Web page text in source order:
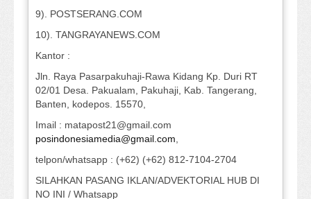
9). POSTSERANG.COM
10). TANGRAYANEWS.COM
Kantor :
Jln. Raya Pasarpakuhaji-Rawa Kidang Kp. Duri RT
02/01 Desa. Pakualam, Pakuhaji, Kab. Tangerang,
Banten, kodepos. 15570,
Imail : matapost21@gmail.com
posindonesiamedia@gmail.com
telpon/whatsapp : (+62) (+62) 812-7104-2704
SILAHKAN PASANG IKLAN/ADVEKTORIAL HUB DI
NO INI / Whatsapp